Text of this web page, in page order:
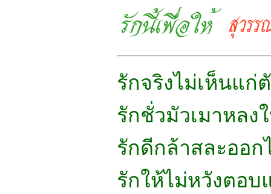
รักจริงไม่เห็นแก่
รักชั่วมัวเมาหลง
รักดีกล้าสละออก
รักให้ไม่หวังตอบ